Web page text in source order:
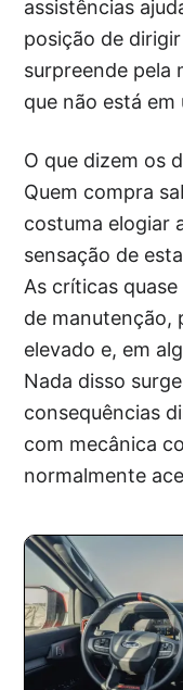
assistências
posição de
surpreende pela
que não está
O que dizem os
Quem compra
costuma elogiar
sensação de
As críticas
de manutenção,
elevado e, em
Nada disso
consequências
com mecânica
normalmente